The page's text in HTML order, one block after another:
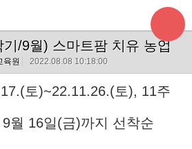
기/9월) 스마트팜 치유 농업
육원 2022.08.08 10:18:00
토)~22.11.26.(토), 11주
월 16일(금)까지 선착순